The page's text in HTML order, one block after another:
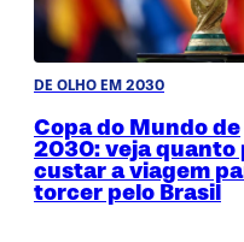
DE OLHO EM 2030
Copa do Mundo de
2030: veja quanto
custar a viagem
torcer pelo Brasil